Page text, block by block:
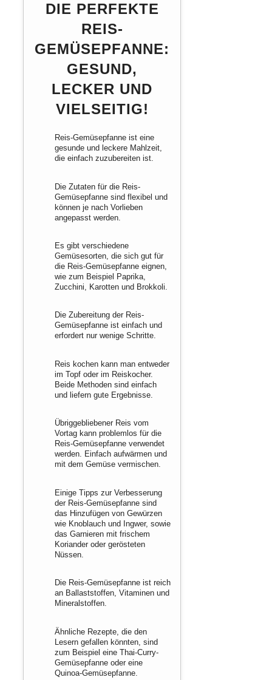
DIE PERFEKTE
REIS-
GEMÜSEPFANNE:
GESUND,
LECKER UND
VIELSEITIG!
Reis-Gemüsepfanne ist eine
gesunde und leckere Mahlzeit,
die einfach zuzubereiten ist.
Die Zutaten für die Reis-
Gemüsepfanne sind flexibel und
können je nach Vorlieben
angepasst werden.
Es gibt verschiedene
Gemüsesorten, die sich gut für
die Reis-Gemüsepfanne eignen,
wie zum Beispiel Paprika,
Zucchini, Karotten und Brokkoli.
Die Zubereitung der Reis-
Gemüsepfanne ist einfach und
erfordert nur wenige Schritte.
Reis kochen kann man entweder
im Topf oder im Reiskocher.
Beide Methoden sind einfach
und liefern gute Ergebnisse.
Übriggebliebener Reis vom
Vortag kann problemlos für die
Reis-Gemüsepfanne verwendet
werden. Einfach aufwärmen und
mit dem Gemüse vermischen.
Einige Tipps zur Verbesserung
der Reis-Gemüsepfanne sind
das Hinzufügen von Gewürzen
wie Knoblauch und Ingwer, sowie
das Garnieren mit frischem
Koriander oder gerösteten
Nüssen.
Die Reis-Gemüsepfanne ist reich
an Ballaststoffen, Vitaminen und
Mineralstoffen.
Ähnliche Rezepte, die den
Lesern gefallen könnten, sind
zum Beispiel eine Thai-Curry-
Gemüsepfanne oder eine
Quinoa-Gemüsepfanne.